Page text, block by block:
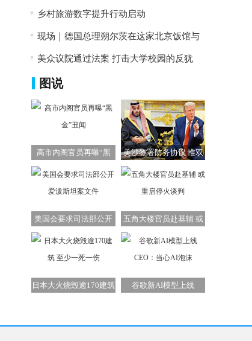
乡村旅游数字提升行动启动
现场｜德国总理朔尔茨在这家北京饭馆与
美众议院通过法案 打击大学校园的反犹
图说
高市内阁官员再曝“黑
美沙签署防务协议 惟双
美国会要求司法部公开
五角大楼官员赴基辅 或
日本大火烧毁逾170建筑
谷歌新AI模型上线